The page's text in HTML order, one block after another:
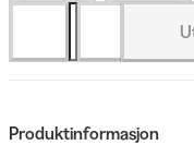
Produktinformasjon